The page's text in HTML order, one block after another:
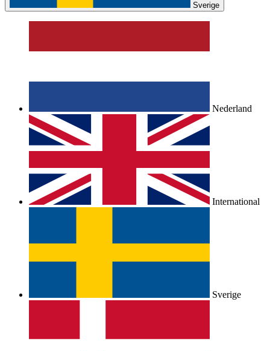
Sverige
Nederland
International
Sverige